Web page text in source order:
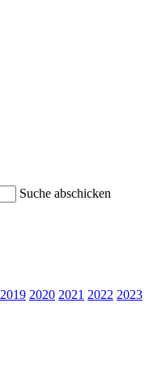
Suche abschicken
2019 2020 2021 2022 2023